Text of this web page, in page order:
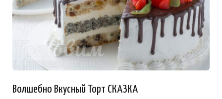
Волшебно Вкусный Торт СКАЗКА